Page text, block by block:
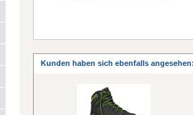
Kunden haben sich ebenfalls